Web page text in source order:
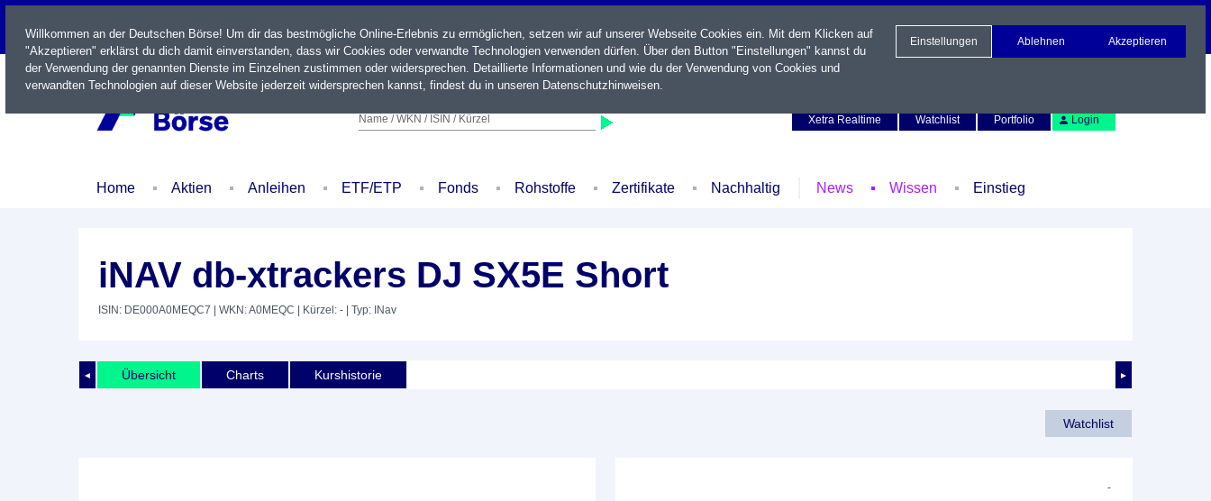
LIVE
Name / WKN / ISIN / Kürzel
Xetra Realtime
Watchlist Portfolio Login
Home Aktien Anleihen ETF/ETP Fonds Rohstoffe Zertifikate Nachhaltig News Wissen Einstieg
iNAV db-xtrackers DJ SX5E Short
ISIN: DE000A0MEQC7 | WKN: A0MEQC | Kürzel: - | Typ: INav
◄ ►
Übersicht Charts Kurshistorie
Watchlist
-
Willkommen an der Deutschen Börse! Um dir das bestmögliche Online-Erlebnis zu ermöglichen, setzen wir auf unserer Webseite Cookies ein. Mit dem Klicken auf
"Akzeptieren" erklärst du dich damit einverstanden, dass wir Cookies oder verwandte Technologien verwenden dürfen. Über den Button "Einstellungen" kannst du
der Verwendung der genannten Dienste im Einzelnen zustimmen oder widersprechen. Detaillierte Informationen und wie du der Verwendung von Cookies und
verwandten Technologien auf dieser Website jederzeit widersprechen kannst, findest du in unseren Datenschutzhinweisen.
Einstellungen Ablehnen Akzeptieren